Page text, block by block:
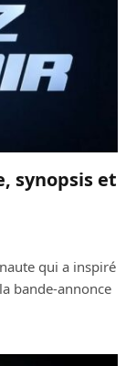
synopsis et
qui a inspiré
bande-annonce